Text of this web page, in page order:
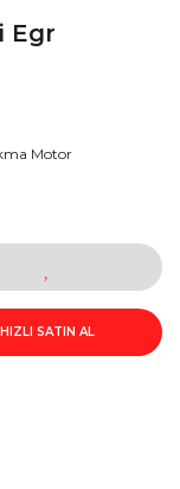
Egr
Motor
HIZLI SATIN AL